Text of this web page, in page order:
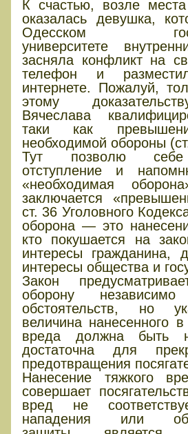
К счастью, возле места
оказалась девушка,
Одесском
университете
засняла конфликт на
телефон и
интернете. Пожалуй,
этому
Вячеслава
таки как
необходимой обороны
Тут позволю себе
отступление и
«необходимая
заключается
ст. 36 Уголовного
оборона — это
кто покушается на
интересы гражданина,
интересы общества и
Закон
оборону
обстоятельств, но
величина нанесенного
вреда должна быть
достаточна для
предотвращения
Нанесение тяжкого
совершает
вред не
нападения или